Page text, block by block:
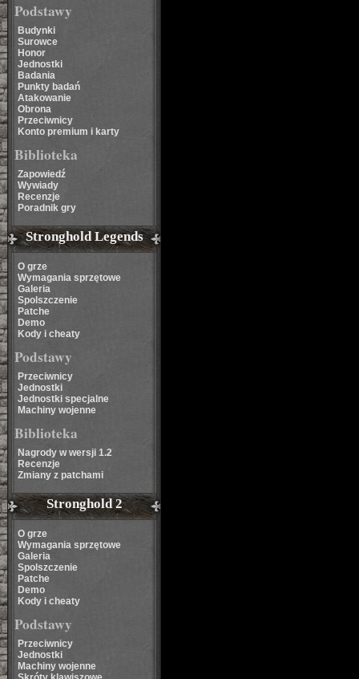
Podstawy
Budynki
Surowce
Honor
Jednostki
Badania
Punkty badań
Atakowanie
Obrona
Przeciwnicy
Konto premium i karty
Biblioteka
Zapowiedź
Wywiady
Recenzje
Poradnik gry
Stronghold Legends
O grze
Wymagania sprzętowe
Galeria
Spolszczenie
Patche
Demo
Kody i cheaty
Podstawy
Przeciwnicy
Jednostki
Jednostki specjalne
Machiny wojenne
Biblioteka
Nagrody w wersji 1.2
Recenzje
Zmiany z patchami
Stronghold 2
O grze
Wymagania sprzętowe
Galeria
Spolszczenie
Patche
Demo
Kody i cheaty
Podstawy
Przeciwnicy
Jednostki
Machiny wojenne